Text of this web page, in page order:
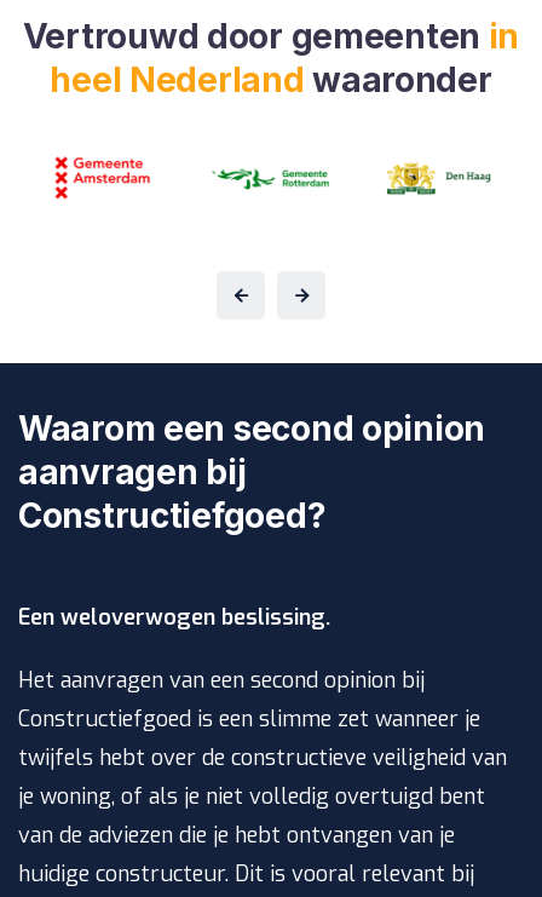
Vertrouwd door gemeenten in
heel Nederlandwaaronder
Waarom een second opinion
aanvragen bij
Constructiefgoed?
Een weloverwogen beslissing.
Het aanvragen van een second opinion bij
Constructiefgoed is een slimme zet wanneer je
twijfels hebt over de constructieve veiligheid van
je woning, of als je niet volledig overtuigd bent
van de adviezen die je hebt ontvangen van je
huidige constructeur. Dit is vooral relevant bij